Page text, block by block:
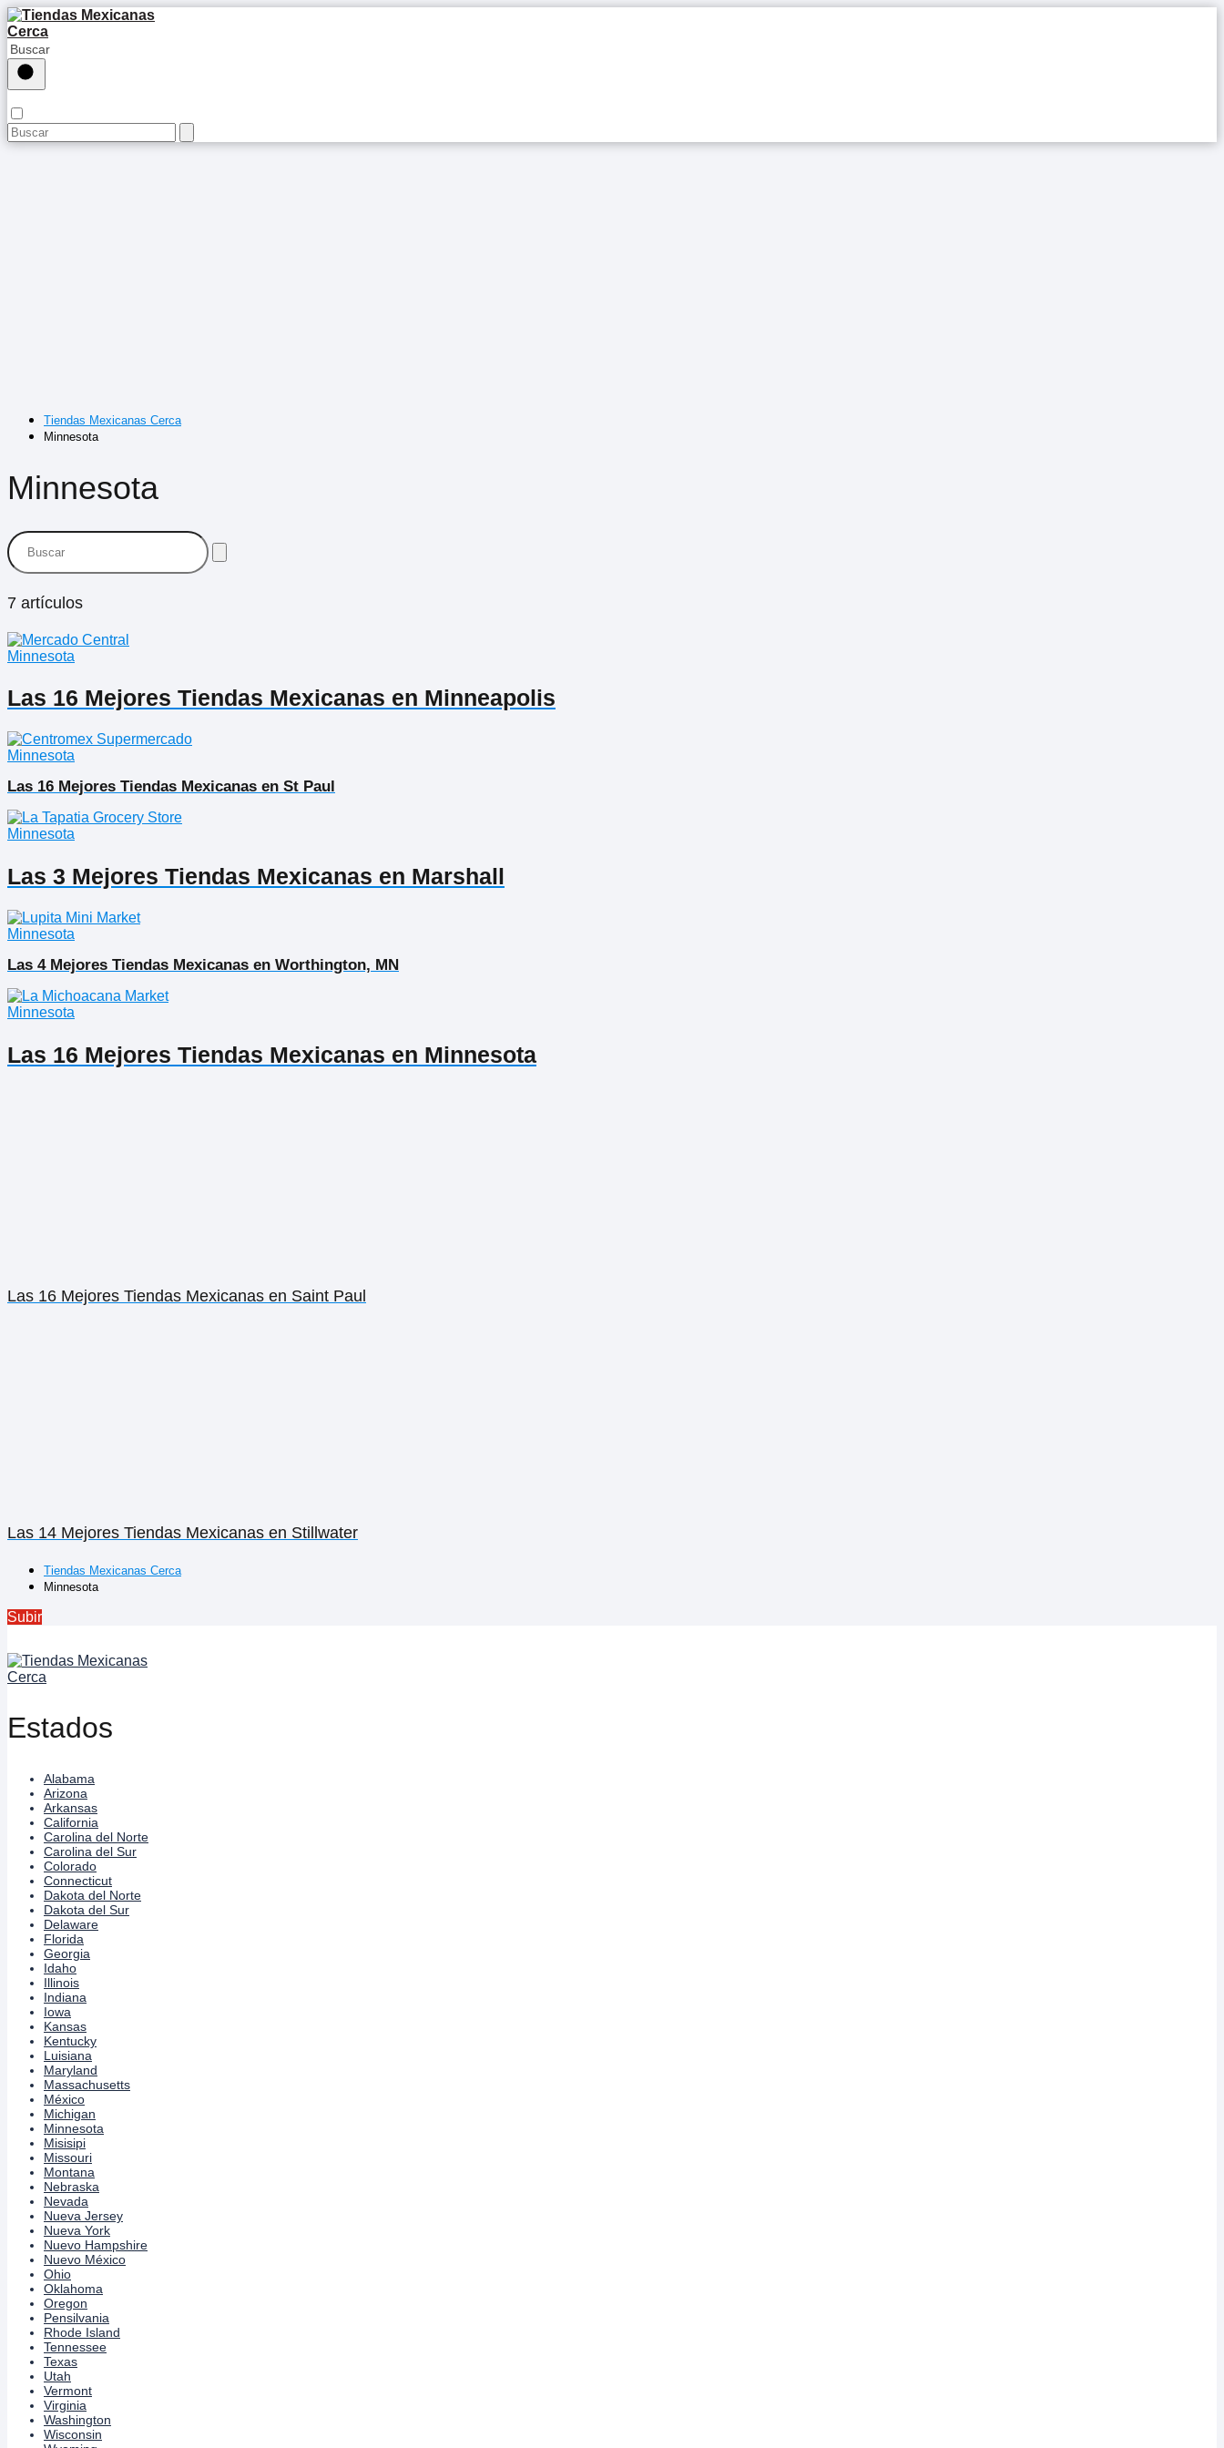
Tiendas Mexicanas Cerca
Minnesota
Minnesota
7 artículos
Minnesota
Las 16 Mejores Tiendas Mexicanas en Minneapolis
Minnesota
Las 16 Mejores Tiendas Mexicanas en St Paul
Minnesota
Las 3 Mejores Tiendas Mexicanas en Marshall
Minnesota
Las 4 Mejores Tiendas Mexicanas en Worthington, MN
Minnesota
Las 16 Mejores Tiendas Mexicanas en Minnesota
Las 16 Mejores Tiendas Mexicanas en Saint Paul
Las 14 Mejores Tiendas Mexicanas en Stillwater
Tiendas Mexicanas Cerca
Minnesota
Subir
Estados
Alabama
Arizona
Arkansas
California
Carolina del Norte
Carolina del Sur
Colorado
Connecticut
Dakota del Norte
Dakota del Sur
Delaware
Florida
Georgia
Idaho
Illinois
Indiana
Iowa
Kansas
Kentucky
Luisiana
Maryland
Massachusetts
México
Michigan
Minnesota
Misisipi
Missouri
Montana
Nebraska
Nevada
Nueva Jersey
Nueva York
Nuevo Hampshire
Nuevo México
Ohio
Oklahoma
Oregon
Pensilvania
Rhode Island
Tennessee
Texas
Utah
Vermont
Virginia
Washington
Wisconsin